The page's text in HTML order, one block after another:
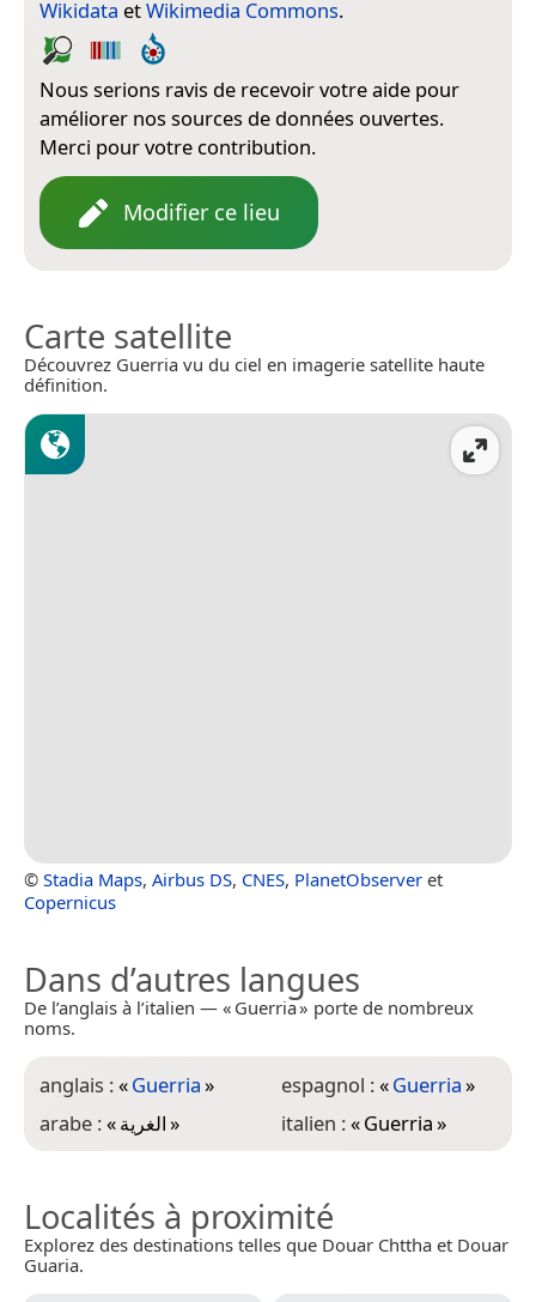
Wikidata etWikimedia Commons.
Nous serions ravis de recevoir votre aide pour
améliorer nos sources de données ouvertes.
Merci pour votre contribution.
Modifier ce lieu
Carte satellite
Découvrez Guerria vu du ciel en imagerie satellite haute
définition.
© Stadia Maps, Airbus DS, CNES, PlanetObserver et
Copernicus
Dans d’autres langues
De l’anglais à l’italien — « Guerria » porte de nombreux
noms.
anglais :«Guerria»
arabe :«الغرية»
espagnol :«Guerria»
italien :«Guerria»
Localités à proximité
Explorez des destinations telles que Douar Chttha et Douar
Guaria.